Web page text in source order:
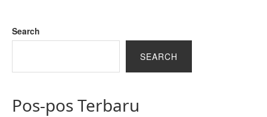
Search
SEARCH
Pos-pos Terbaru